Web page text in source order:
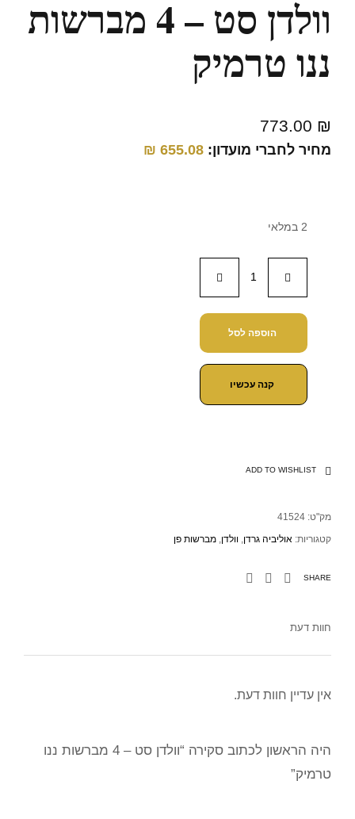
וולדן סט – 4 מברשות
ננו טרמיק
773.00 ₪
מחיר לחברי מועדון: 655.08
₪
2 במלאי
הוספה לסל
קנה עכשיו
ADD TO WISHLIST
מק"ט: 41524
קטגוריות: אוליביה גרדן, וולדן, מברשות פן
SHARE
חוות דעת
אין עדיין חוות דעת.
היה הראשון לכתוב סקירה “וולדן סט – 4 מברשות ננו
טרמיק”